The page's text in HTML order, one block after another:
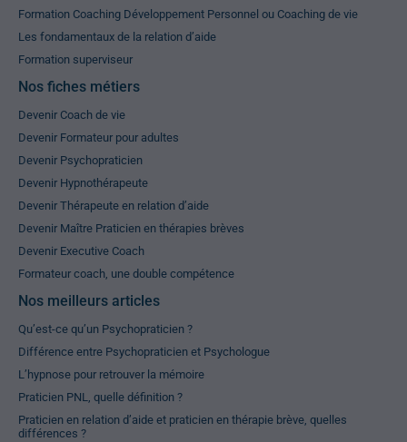
Formation Coaching Développement Personnel ou Coaching de vie
Les fondamentaux de la relation d’aide
Formation superviseur
Nos fiches métiers
Devenir Coach de vie
Devenir Formateur pour adultes
Devenir Psychopraticien
Devenir Hypnothérapeute
Devenir Thérapeute en relation d’aide
Devenir Maître Praticien en thérapies brèves
Devenir Executive Coach
Formateur coach, une double compétence
Nos meilleurs articles
Qu’est-ce qu’un Psychopraticien ?
Différence entre Psychopraticien et Psychologue
L’hypnose pour retrouver la mémoire
Praticien PNL, quelle définition ?
Praticien en relation d’aide et praticien en thérapie brève, quelles
différences ?